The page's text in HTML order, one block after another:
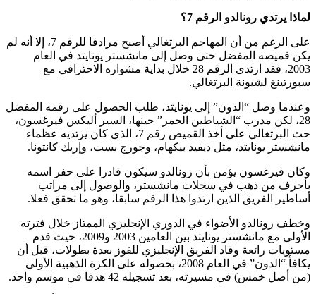
لماذا يرتدي رونالدو الرقم 7؟
على الرغم من أن المهاجم البرتغالي أصبح مرادفا للرقم 7، إلا أنه لم
يكن قميصه المفضل حتى وصل إلى مانشستر يونايتد في العام
2003، فقد ارتدى الرقم 28 خلال بداية مشواره الاحترافي مع
سبورتينغ لشبونة البرتغالي.
وعندما وصل “الدون” إلى يونايتد، طلب الحصول على رقمه المفضل
28، لكن مدرب “الشياطين الحمر” حينها، السير أليكس فيرغسون،
حث البرتغالي على أخذ القميص رقم 7، الذي كان يرتديه عظماء
مانشستر يونايتد، مثل ديفيد بيكهام، وجورج بست، وإريك كانتونا.
وكان فيرغسون يؤمن بأن رونالدو سيكون قادرا على حفر اسمه
بأحرف من ذهب في سجلات مانشستر، والوصول إلى مراتب
أساطير الفريق الذين ارتدوا هذا الرقم سابقا، وهو ما تحقق فعلا.
وخطف رونالدو الأضواء في الدوري الإنجليزي الممتاز خلال فترته
الأولى مع مانشستر يونايتد بين العامين 2003 و2009، حيث قدم
مستويات رائعة وقاد الفريق الإنجليزي للفوز بعدة بطولات، قبل أن
يكافأ “الدون” في العام 2008، بحصوله على الكرة الذهبية الأولى
(من أصل خمس) في مسيرته، بعد تسجيله 42 هدفا في موسم واحد.